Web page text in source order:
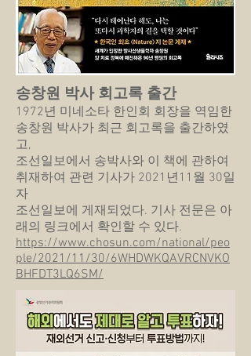
송창원 박사 회고록 출간
1972년 미네소타 한인회 회장을 역임한
송창원 박사가 최근 회고록을 출간하였
고,
조선일보에서 송박사와 이 책에 관하여
취재하여 관련 기사가 2021년11월 30일
자
조선일보에 게재되었다. 기사 전문은 아
래의 링크에서 확인할 수 있다.
https://www.chosun.com/national/peo
ple/2021/11/30/6WHDWKQAVRCNVKO
BHFDT3LQ6SM/